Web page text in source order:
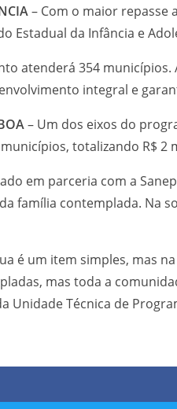
– Com o maior repasse
Estadual da Infância e
atenderá 354
integral e
– Um dos eixos do
totalizando R$
em parceria com a
família contemplada. Na
é um item simples, mas
mas toda a
Unidade Técnica de